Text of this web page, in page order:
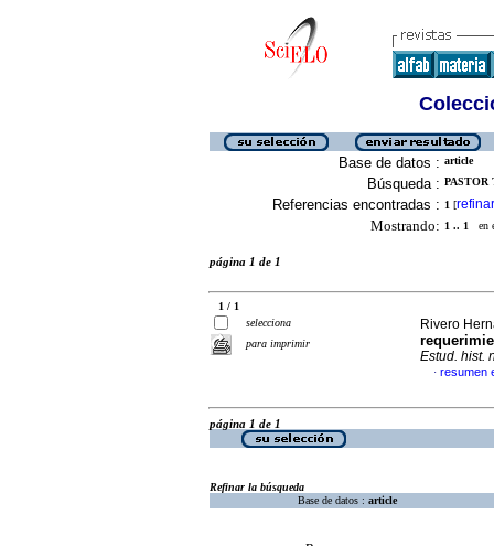
Base de datos : article
Búsqueda :
Referencias encontradas : 1 [refinar
Mostrando: 1 .. 1 en
página 1 de 1
1 / 1
selecciona
para imprimir
Rivero
Estud. hist.
· resumen
página 1 de 1
Refinar la búsqueda
Base de datos : article